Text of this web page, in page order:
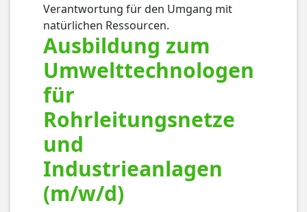
Verantwortung für den Umgang mit
natürlichen Ressourcen.
Ausbildung zum
Umwelttechnologen
für
Rohrleitungsnetze
und
Industrieanlagen
(m/w/d)